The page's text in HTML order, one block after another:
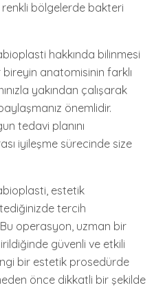
bölgelerde bakteri
hakkında bilinmesi
anatomisinin farklı
yakından çalışarak
önemlidir.
tedavi planını
iyileşme sürecinde size
estetik
tercih
operasyon, uzman bir
güvenli ve etkili
bir estetik prosedürde
önce dikkatli bir şekilde